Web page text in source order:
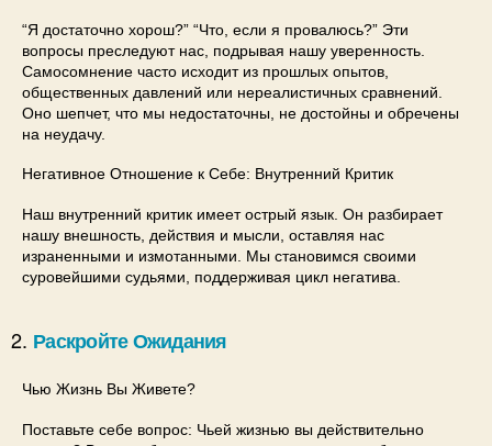
“Я достаточно хорош?” “Что, если я провалюсь?” Эти
вопросы преследуют нас, подрывая нашу уверенность.
Самосомнение часто исходит из прошлых опытов,
общественных давлений или нереалистичных сравнений.
Оно шепчет, что мы недостаточны, не достойны и обречены
на неудачу.
Негативное Отношение к Себе: Внутренний Критик
Наш внутренний критик имеет острый язык. Он разбирает
нашу внешность, действия и мысли, оставляя нас
израненными и измотанными. Мы становимся своими
суровейшими судьями, поддерживая цикл негатива.
Раскройте Ожидания
Чью Жизнь Вы Живете?
Поставьте себе вопрос: Чьей жизнью вы действительно